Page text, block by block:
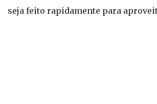
seja feito rapidamente para